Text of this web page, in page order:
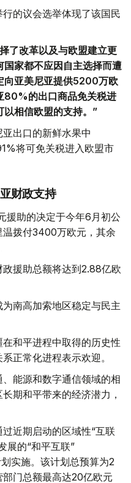
的议会选举体现了该国民
了改革以及与欧盟建立更
国家都不应因自主选择而遭
向亚美尼亚提供5200万欧
80%的出口商品免关税进
以相信欧盟的支持。”
出口的新鲜水果中
将可免关税进入欧盟市
财政支持
援助的决定于今年6月初公
拨付3400万欧元，其余
援助总额将达到2.88亿欧
南高加索地区稳定与民主
和平进程中取得的历史性
正常化进程表示欢迎。
能源和数字通信领域的相
期和平带来的经济潜力，
近期启动的区域性“互联
展的“和平互联”
实施。该计划总预算为2
门总额最高达20亿欧元